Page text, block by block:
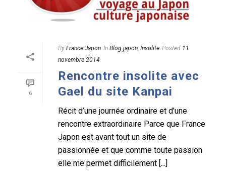
6
By France Japon In Blog japon, Insolite Posted 11
novembre 2014
Rencontre insolite avec
Gael du site Kanpai
Récit d’une journée ordinaire et d’une
rencontre extraordinaire Parce que France
Japon est avant tout un site de
passionnée et que comme toute passion
elle me permet difficilement [...]